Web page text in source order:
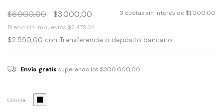
$6.900,00 $3.000,00 3 cuotas sin interés de$1.000,00
Precio sin impuestos $2.479,34
$2.550,00 con Transferencia o depósito bancario
Envío gratis superando los $300.000,00
COLOR